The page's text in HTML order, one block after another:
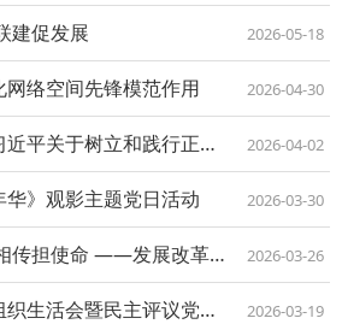
建促发展 2026-05-18
络空间先锋模范作用 2026-04-30
发改支部专题学习《习近平关于树立和践行正确政绩观论述摘编》 2026-04-02
》观影主题党日活动 2026-03-30
协同联动聚合力 薪火相传担使命 ——发展改革支部、人事人才支部、实验室支部联合开... 2026-03-26
发展改革党支部召开组织生活会暨民主评议党员会议 2026-03-19